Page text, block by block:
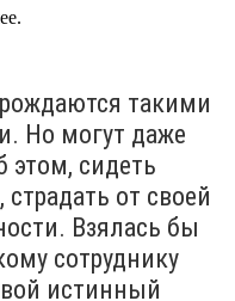
такими
Но могут даже
этом, сидеть
от своей
Взялась бы
сотруднику
истинный